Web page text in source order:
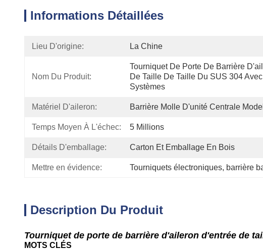
Informations Détaillées
Lieu D'origine: La Chine
Nom Du Produit:
Tourniquet De Porte De Barrière
De Taille De Taille Du SUS 304
Systèmes
Matériel D'aileron: Barrière Molle D'unité Centrale
Temps Moyen À L'échec: 5 Millions
Détails D'emballage: Carton Et Emballage En Bois
Mettre en évidence: Tourniquets électroniques, barrière
Description Du Produit
Tourniquet de porte de barrière d'aileron d'entrée de
MOTS CLÉS